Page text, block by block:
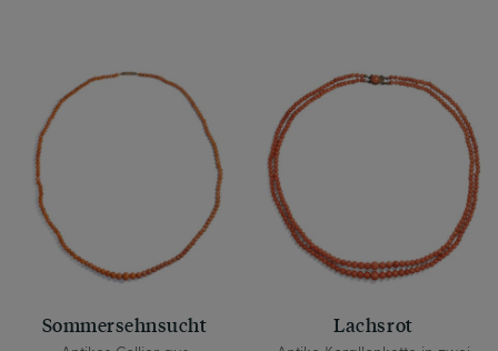
Sommersehnsucht Lachsrot